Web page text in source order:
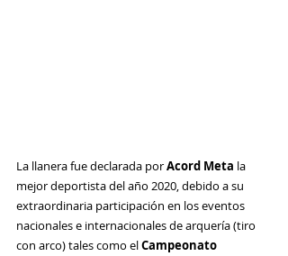
La llanera fue declarada por Acord Meta la
mejor deportista del año 2020, debido a su
extraordinaria participación en los eventos
nacionales e internacionales de arquería (tiro
con arco) tales como el Campeonato